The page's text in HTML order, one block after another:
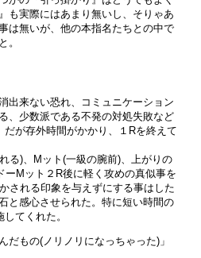
も実際にはあまり無いし、そりゃあ
は無いが、他の本指名たちとの中で
。
出来ない恐れ、コミュニケーション
、少数派である不発の対処失敗など
だが存外時間がかかり、１Rを終えて
る)、Mット(一級の腕前)、上がりの
Mット２R後に軽く攻めの真似事を
される印象を与えずにする事はした
と感心させられた。特に短い時間の
てくれた。
だもの(ノリノリになっちゃった)」